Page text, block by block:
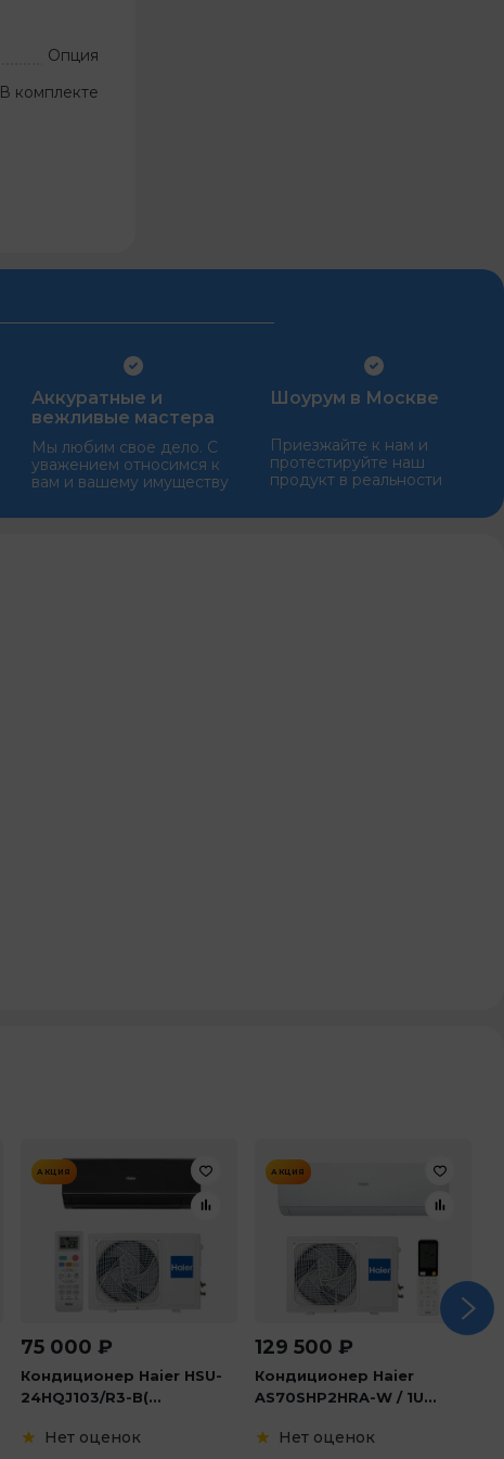
Опция
В комплекте
Аккуратные и
вежливые мастера
Мы любим свое дело. С
уважением относимся к
вам и вашему имуществу
Шоурум в Москве
Приезжайте к нам и
протестируйте наш
продукт в реальности
АКЦИЯ
75 000 ₽
Кондиционер Haier HSU-
24HQJ103/R3-B(...
Нет оценок
АКЦИЯ
129 500 ₽
Кондиционер Haier
AS70SHP2HRA-W / 1U...
Нет оценок